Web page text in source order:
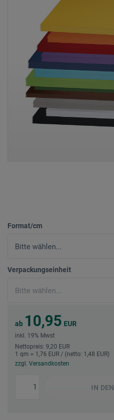
Format/cm
Verpackungseinheit
ab 10,95 EUR
inkl. 19% Mwst
Nettopreis: 9,20 EUR
1 qm = 1,76 EUR / (netto: 1,48 EUR)
zzgl. Versandkosten
IN DEN